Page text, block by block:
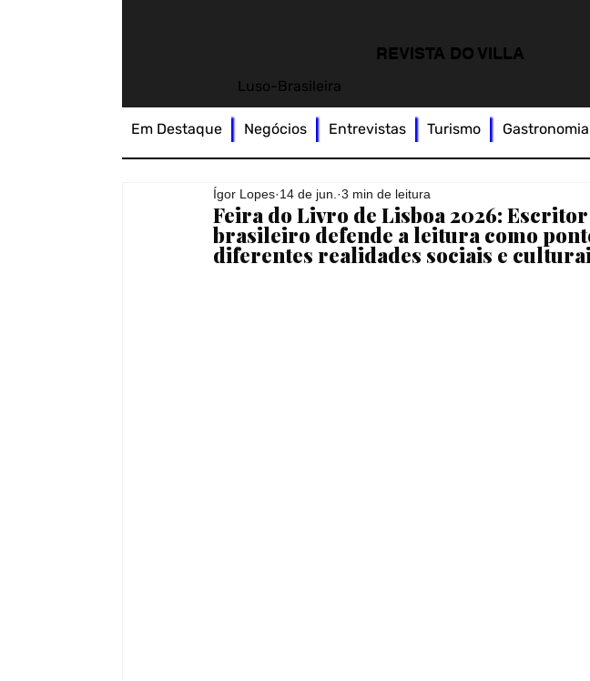
REVISTA DO VILLA
Luso-Brasileira
Feira do Livro de Lisboa 2026:
brasileiro defende a leitura como
diferentes realidades sociais e
Ígor Lopes 14 de jun. 3 min de leitura
Em Destaque Negócios Entrevistas Turismo Gastronomia